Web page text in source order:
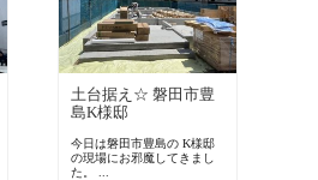
土台据え☆ 磐田市豊
島K様邸
今日は磐田市豊島の K様邸
の現場にお邪魔してきまし
た。 ...